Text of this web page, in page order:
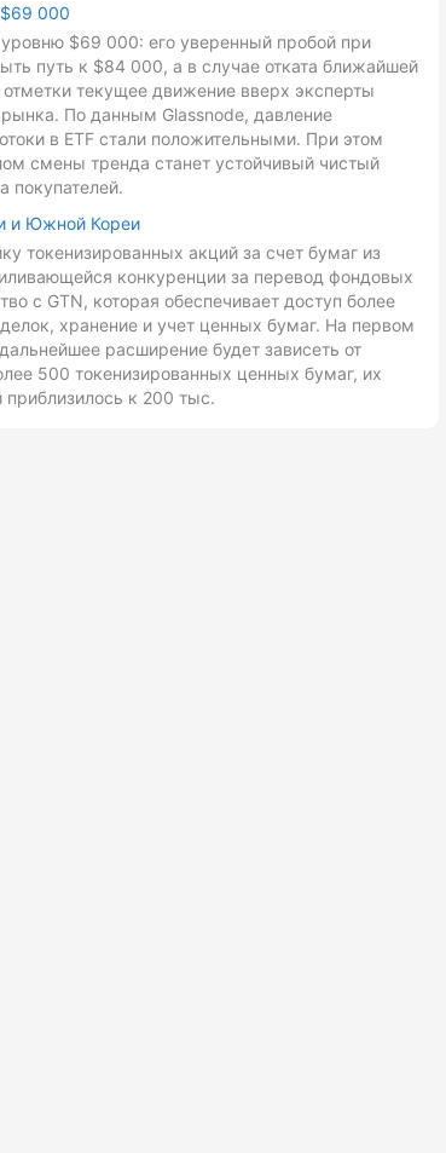
$69 000
$69 000: его уверенный пробой при
путь к $84 000, а в случае отката ближайшей
текущее движение вверх эксперты
По данным Glassnode, давление
в ETF стали положительными. При этом
смены тренда станет устойчивый чистый
покупателей.
и Южной Кореи
токенизированных акций за счет бумаг из
конкуренции за перевод фондовых
с GTN, которая обеспечивает доступ более
хранение и учет ценных бумаг. На первом
расширение будет зависеть от
500 токенизированных ценных бумаг, их
к 200 тыс.